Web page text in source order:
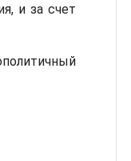
и за счет